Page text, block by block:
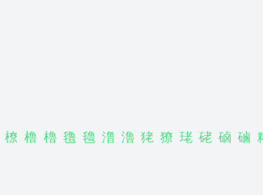
橑 橹 櫓 氇 氌 澛 瀂 狫 獠 珯 硓 硵 磠